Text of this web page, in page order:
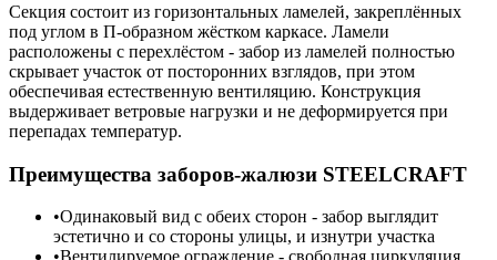
Секция состоит из горизонтальных ламелей, закреплённых
под углом в П-образном жёстком каркасе. Ламели
расположены с перехлёстом - забор из ламелей полностью
скрывает участок от посторонних взглядов, при этом
обеспечивая естественную вентиляцию. Конструкция
выдерживает ветровые нагрузки и не деформируется при
перепадах температур.
Преимущества заборов-жалюзи STEELCRAFT
Одинаковый вид с обеих сторон - забор выглядит
эстетично и со стороны улицы, и изнутри участка